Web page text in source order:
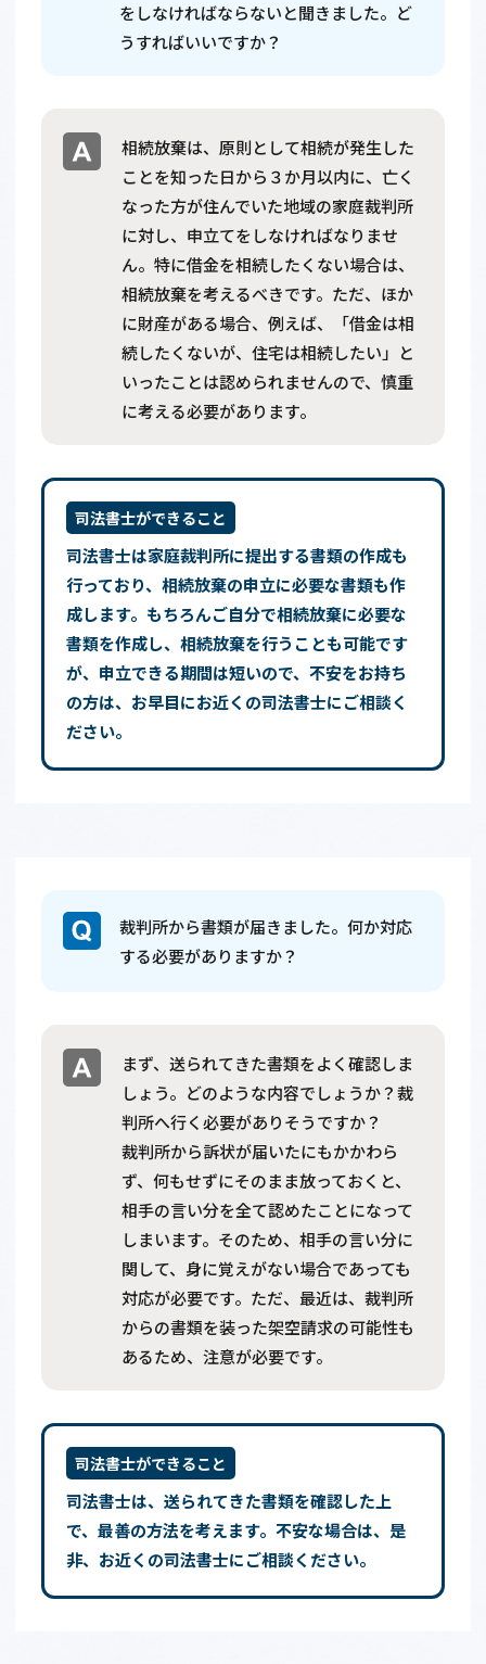
をしなければならないと聞きました。ど
うすればいいですか？
相続放棄は、原則として相続が発生した
ことを知った日から３か月以内に、亡く
なった方が住んでいた地域の家庭裁判所
に対し、申立てをしなければなりませ
ん。特に借金を相続したくない場合は、
相続放棄を考えるべきです。ただ、ほか
に財産がある場合、例えば、「借金は相
続したくないが、住宅は相続したい」と
いったことは認められませんので、慎重
に考える必要があります。
司法書士ができること
司法書士は家庭裁判所に提出する書類の作成も
行っており、相続放棄の申立に必要な書類も作
成します。もちろんご自分で相続放棄に必要な
書類を作成し、相続放棄を行うことも可能です
が、申立できる期間は短いので、不安をお持ち
の方は、お早目にお近くの司法書士にご相談く
ださい。
裁判所から書類が届きました。何か対応
する必要がありますか？
まず、送られてきた書類をよく確認しま
しょう。どのような内容でしょうか？裁
判所へ行く必要がありそうですか？
裁判所から訴状が届いたにもかかわら
ず、何もせずにそのまま放っておくと、
相手の言い分を全て認めたことになって
しまいます。そのため、相手の言い分に
関して、身に覚えがない場合であっても
対応が必要です。ただ、最近は、裁判所
からの書類を装った架空請求の可能性も
あるため、注意が必要です。
司法書士ができること
司法書士は、送られてきた書類を確認した上
で、最善の方法を考えます。不安な場合は、是
非、お近くの司法書士にご相談ください。